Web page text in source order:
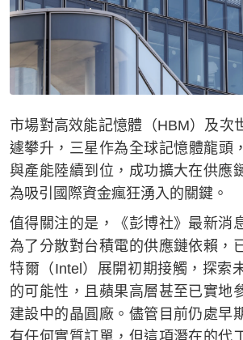
市場對高效能記憶體（HBM）及次
遽攀升，三星作為全球記憶體龍頭
與產能陸續到位，成功擴大在供應
為吸引國際資金瘋狂湧入的關鍵。
值得關注的是，《彭博社》最新消
為了分散對台積電的供應鏈依賴，
特爾（Intel）展開初期接觸，探索
的可能性，且蘋果高層甚至已實地
建設中的晶圓廠。儘管目前仍處早
有任何實質訂單，但這項潛在的代